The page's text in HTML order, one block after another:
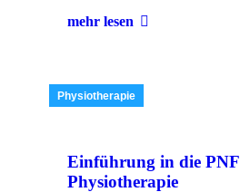
mehr lesen
Physiotherapie
Einführung in die PNF
Physiotherapie